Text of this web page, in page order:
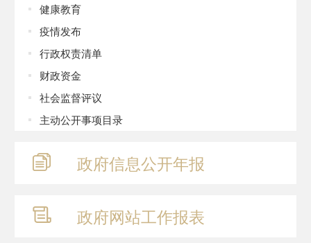
健康教育
疫情发布
行政权责清单
财政资金
社会监督评议
主动公开事项目录
政府信息公开年报
政府网站工作报表